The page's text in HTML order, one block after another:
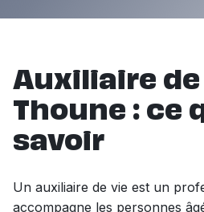
Auxiliaire de
Thoune : ce
savoir
Un auxiliaire de vie est un
accompagne les personnes